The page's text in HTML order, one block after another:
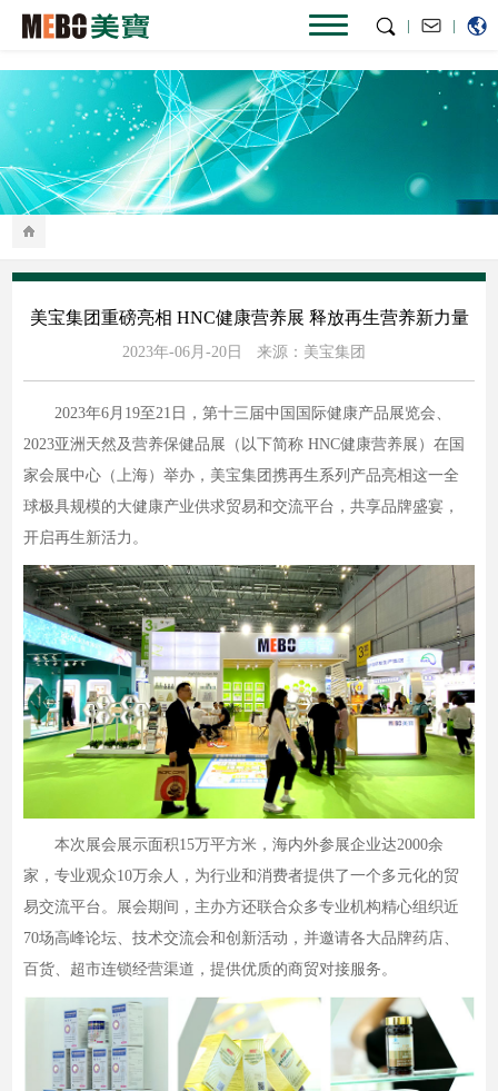
|
|
美宝集团重磅亮相 HNC健康营养展 释放再生营养新力量
2023年-06月-20日 来源：美宝集团
2023年6月19至21日，第十三届中国国际健康产品展览会、
2023亚洲天然及营养保健品展（以下简称 HNC健康营养展）在国
家会展中心（上海）举办，美宝集团携再生系列产品亮相这一全
球极具规模的大健康产业供求贸易和交流平台，共享品牌盛宴，
开启再生新活力。
本次展会展示面积15万平方米，海内外参展企业达2000余
家，专业观众10万余人，为行业和消费者提供了一个多元化的贸
易交流平台。展会期间，主办方还联合众多专业机构精心组织近
70场高峰论坛、技术交流会和创新活动，并邀请各大品牌药店、
百货、超市连锁经营渠道，提供优质的商贸对接服务。